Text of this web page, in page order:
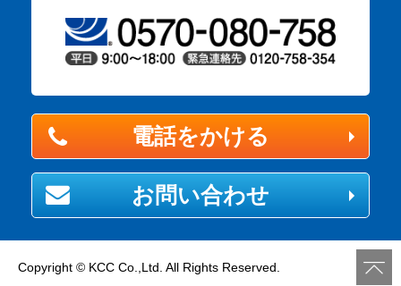
電話をかける
お問い合わせ
Copyright © KCC Co.,Ltd. All Rights Reserved.